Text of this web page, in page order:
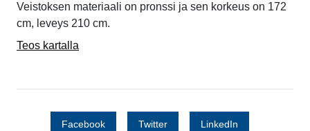
Veistoksen materiaali on pronssi ja sen korkeus on 172
cm, leveys 210 cm.
Teos kartalla
Facebook Twitter LinkedIn